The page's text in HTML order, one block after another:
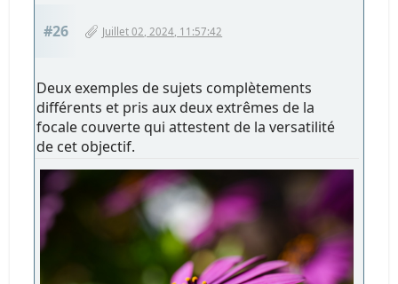
#26 Juillet 02, 2024, 11:57:42
Deux exemples de sujets complètements
différents et pris aux deux extrêmes de la
focale couverte qui attestent de la versatilité
de cet objectif.